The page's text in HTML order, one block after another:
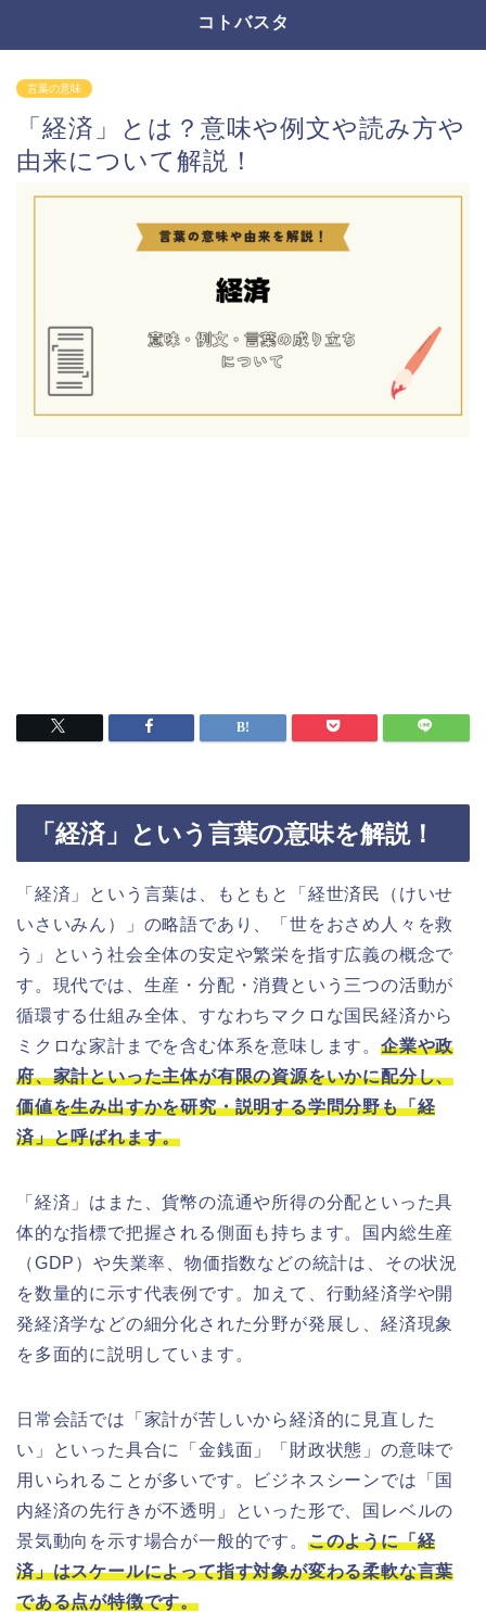
コトバスタ
言葉の意味
「経済」とは？意味や例文や読み方や
由来について解説！
「経済」という言葉の意味を解説！
「経済」という言葉は、もともと「経世済民（けいせ
いさいみん）」の略語であり、「世をおさめ人々を救
う」という社会全体の安定や繁栄を指す広義の概念で
す。現代では、生産・分配・消費という三つの活動が
循環する仕組み全体、すなわちマクロな国民経済から
ミクロな家計までを含む体系を意味します。 企業や政
府、家計といった主体が有限の資源をいかに配分し、
価値を生み出すかを研究・説明する学問分野も「経
済」と呼ばれます。
「経済」はまた、貨幣の流通や所得の分配といった具
体的な指標で把握される側面も持ちます。国内総生産
（GDP）や失業率、物価指数などの統計は、その状況
を数量的に示す代表例です。加えて、行動経済学や開
発経済学などの細分化された分野が発展し、経済現象
を多面的に説明しています。
日常会話では「家計が苦しいから経済的に見直した
い」といった具合に「金銭面」「財政状態」の意味で
用いられることが多いです。ビジネスシーンでは「国
内経済の先行きが不透明」といった形で、国レベルの
景気動向を示す場合が一般的です。 このように「経
済」はスケールによって指す対象が変わる柔軟な言葉
である点が特徴です。